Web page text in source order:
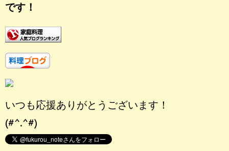
です！
いつも応援ありがとうございます！
(#^.^#)